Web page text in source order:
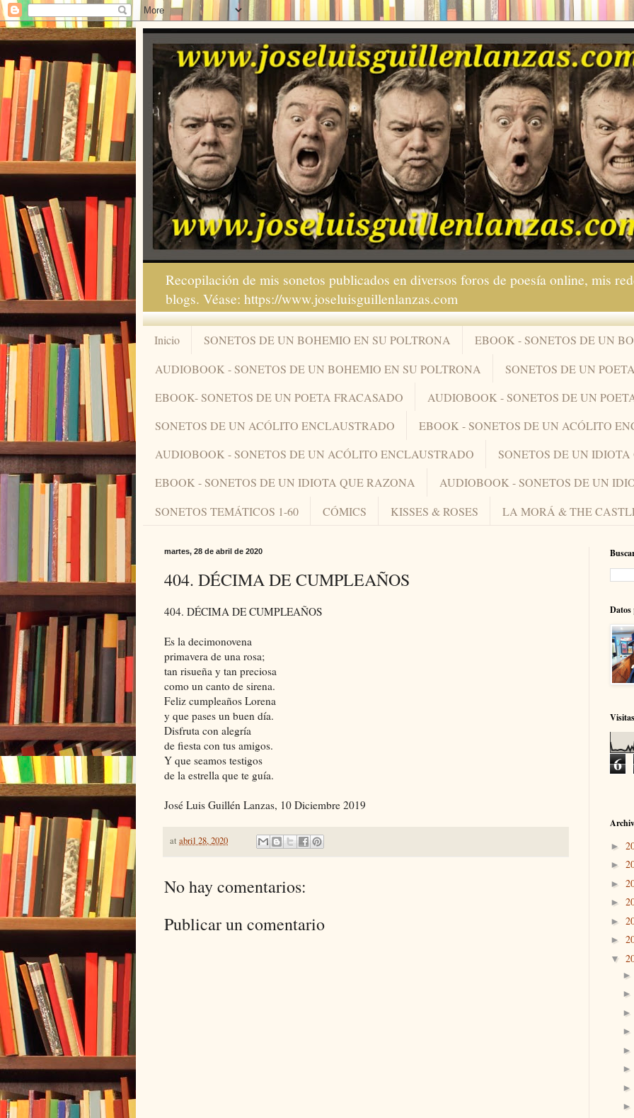
Recopilación de mis sonetos publicados en diversos foros de poesía online, mis
blogs. Véase: https://www.joseluisguillenlanzas.com
Inicio SONETOS DE UN BOHEMIO EN SU POLTRONA
EBOOK - SONETOS DE UN
AUDIOBOOK - SONETOS DE UN BOHEMIO EN SU POLTRONA
SONETOS DE UN
EBOOK- SONETOS DE UN POETA FRACASADO
AUDIOBOOK - SONETOS DE UN
SONETOS DE UN ACÓLITO ENCLAUSTRADO
EBOOK - SONETOS DE UN ACÓLITO
AUDIOBOOK - SONETOS DE UN ACÓLITO ENCLAUSTRADO
SONETOS DE UN
EBOOK - SONETOS DE UN IDIOTA QUE RAZONA
AUDIOBOOK - SONETOS DE UN
SONETOS TEMÁTICOS 1-60
CÓMICS KISSES & ROSES LA MORÁ & THE
martes, 28 de abril de 2020
404. DÉCIMA DE CUMPLEAÑOS
404. DÉCIMA DE CUMPLEAÑOS
Es la decimonovena
primavera de una rosa;
tan risueña y tan preciosa
como un canto de sirena.
Feliz cumpleaños Lorena
y que pases un buen día.
Disfruta con alegría
de fiesta con tus amigos.
Y que seamos testigos
de la estrella que te guía.
José Luis Guillén Lanzas, 10 Diciembre 2019
at abril 28, 2020
No hay comentarios:
Publicar un comentario
Datos
Visitas
6
►
►
►
►
►
►
▼